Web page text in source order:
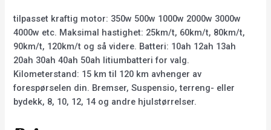
tilpasset kraftig motor: 350w 500w 1000w 2000w 3000w
4000w etc. Maksimal hastighet: 25km/t, 60km/t, 80km/t,
90km/t, 120km/t og så videre. Batteri: 10ah 12ah 13ah
20ah 30ah 40ah 50ah litiumbatteri for valg.
Kilometerstand: 15 km til 120 km avhenger av
forespørselen din. Bremser, Suspensio, terreng- eller
bydekk, 8, 10, 12, 14 og andre hjulstørrelser.